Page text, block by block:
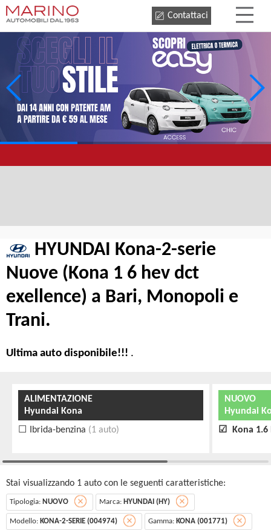
Contattaci
HYUNDAI Kona-2-serie
Nuove (Kona 1 6 hev dct
exellence) a Bari, Monopoli e
Trani.
Ultima auto disponibile!!! .
ALIMENTAZIONE
Hyundai Kona
Ibrida-benzina (1 auto)
NUOVO
Hyundai
Kona 1.6
Stai visualizzando 1 auto con le seguenti caratteristiche:
Tipologia: NUOVO Marca: HYUNDAI (HY)
Modello: KONA-2-SERIE (004974) Gamma: KONA (001771)